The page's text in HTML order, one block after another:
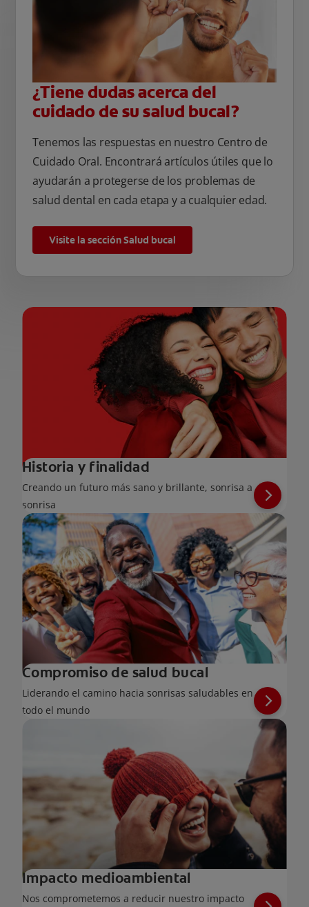
¿Tiene dudas acerca del
cuidado de su salud bucal?
Tenemos las respuestas en nuestro Centro de
Cuidado Oral. Encontrará artículos útiles que lo
ayudarán a protegerse de los problemas de
salud dental en cada etapa y a cualquier edad.
Visite la sección Salud bucal
Historia y finalidad
Creando un futuro más sano y brillante, sonrisa a
sonrisa
Compromiso de salud bucal
Liderando el camino hacia sonrisas saludables en
todo el mundo
Impacto medioambiental
Nos comprometemos a reducir nuestro impacto